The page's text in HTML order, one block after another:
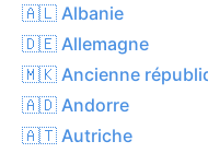
🇦🇱 Albanie
🇩🇪 Allemagne
🇲🇰 Ancienne
🇦🇩 Andorre
🇦🇹 Autriche